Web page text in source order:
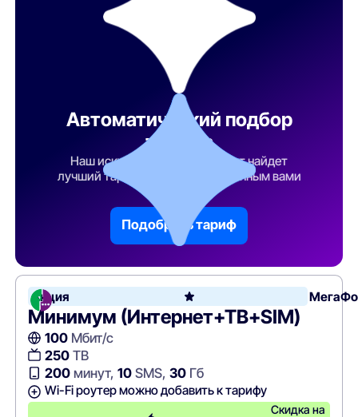
Автоматический подбор
тарифа
Наш искусственный интеллект найдет
лучший тарифный план по указанным вами
Подобрать тариф
Акция
Минимум (Интернет+ТВ+SIM)
100Мбит/с
250ТВ
200минут, 10SMS, 30Гб
Wi-Fi роутер можно добавить к тарифу
Скидка на